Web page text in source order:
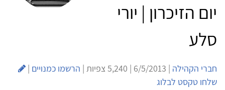
יום הזיכרון | יורי
סלע
חברי הקהילה | 6/5/2013 | 5,240 צפיות | הרשמו כמנויים |
שלחו טקסט לבלוג